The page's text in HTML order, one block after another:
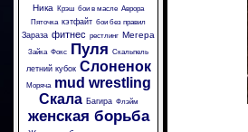
Ника Крэш бои в масле Аврора
Пяточка кэтфайт бои без правил
Зараза фитнес рестлинг Мегера
Зайка Фокс Пуля Скальпель
летний кубок Слоненок
Моряча
mud wrestling
Скала Багира Флэйм
женская борьба